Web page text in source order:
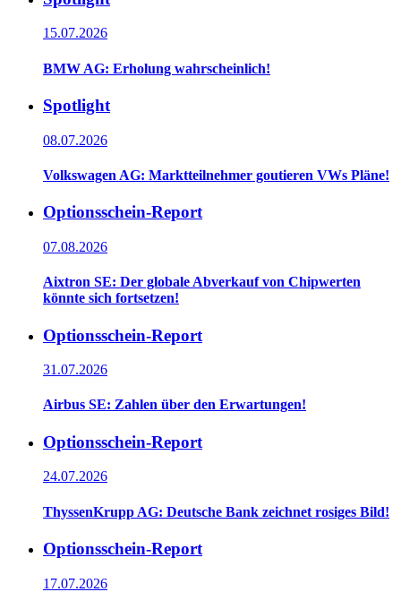
15.07.2026
BMW AG: Erholung wahrscheinlich!
Spotlight
08.07.2026
Volkswagen AG: Marktteilnehmer goutieren VWs Pläne!
Optionsschein-Report
07.08.2026
Aixtron SE: Der globale Abverkauf von Chipwerten
könnte sich fortsetzen!
Optionsschein-Report
31.07.2026
Airbus SE: Zahlen über den Erwartungen!
Optionsschein-Report
24.07.2026
ThyssenKrupp AG: Deutsche Bank zeichnet rosiges Bild!
Optionsschein-Report
17.07.2026